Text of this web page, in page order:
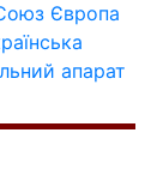
Європа
апарат